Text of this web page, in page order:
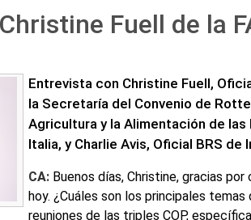
Fuell de la
Entrevista con Christine Fuell,
la Secretaría del Convenio de
Agricultura y la Alimentación de las
Italia, y Charlie Avis, Oficial BRS de
CA:Buenos días, Christine, gracias
hoy. ¿Cuáles son los principales
reuniones de las triples COP,